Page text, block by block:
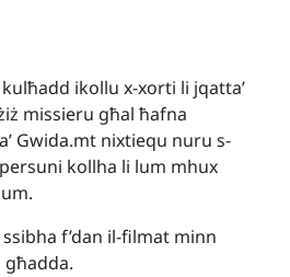
ikollu x-xorti li jqatta’
missieru għal ħafna
Gwida.mt nixtiequ nuru s-
kollha li lum mhux
f’dan il-filmat minn
għadda.